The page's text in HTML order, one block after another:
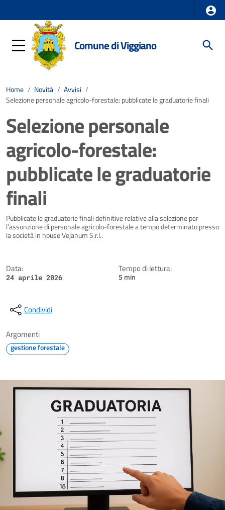
Comune di Viggiano
Home / Novità / Avvisi /
Selezione personale agricolo-forestale: pubblicate le graduatorie finali
Selezione personale
agricolo-forestale:
pubblicate le graduatorie
finali
Dettagli della notizia
Pubblicate le graduatorie finali definitive relative alla selezione per
l’assunzione di personale agricolo-forestale a tempo determinato presso
la società in house Vejanum S.r.l..
Data:
24 aprile 2026
Tempo di lettura:
5 min
Condividi
Argomenti
gestione forestale